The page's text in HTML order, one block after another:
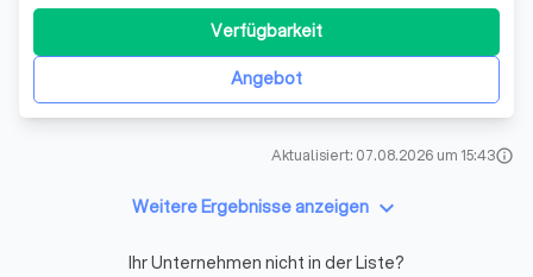
Erfahrung bietet das Unternehmen zuverlässige
Abdichtungslösungen – regional in Bremerhaven und
Angebot
Verfügbarkeit
Aktualisiert: 07.08.2026 um 15:43info
Weitere Ergebnisse anzeigen keyboard_arrow_down
Ihr Unternehmen nicht in der Liste?